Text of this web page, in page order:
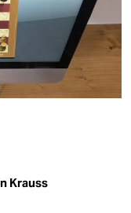
Krauss